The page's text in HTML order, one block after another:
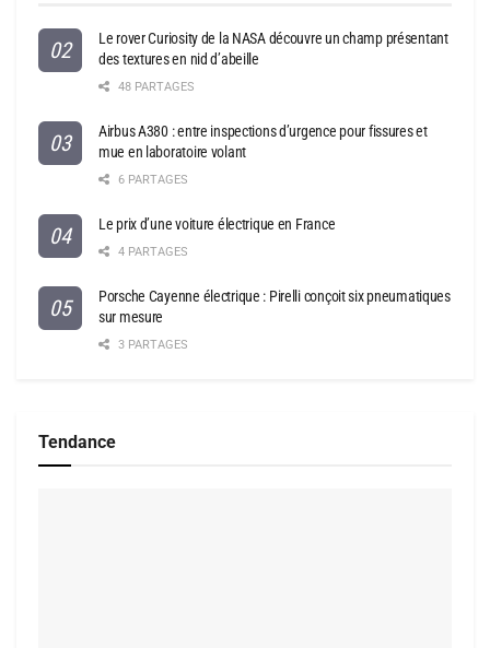
Le rover Curiosity de la NASA découvre un champ présentant
des textures en nid d’abeille
48 PARTAGES
Airbus A380 : entre inspections d’urgence pour fissures et
mue en laboratoire volant
6 PARTAGES
Le prix d’une voiture électrique en France
4 PARTAGES
Porsche Cayenne électrique : Pirelli conçoit six pneumatiques
sur mesure
3 PARTAGES
Tendance